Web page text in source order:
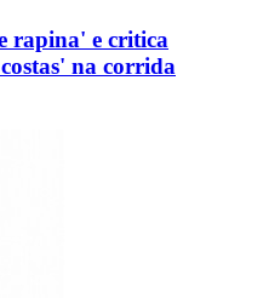
rapina' e critica
na corrida